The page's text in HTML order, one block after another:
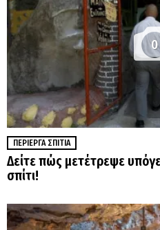
0
ΠΕΡΊΕΡΓΑ ΣΠΊΤΙΑ
Δείτε πώς μετέτρεψε
σπίτι!